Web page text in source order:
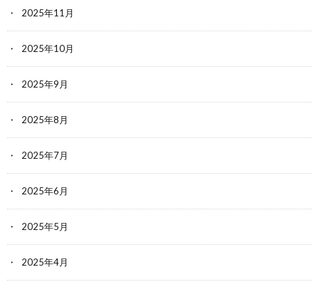
2025年11月
2025年10月
2025年9月
2025年8月
2025年7月
2025年6月
2025年5月
2025年4月